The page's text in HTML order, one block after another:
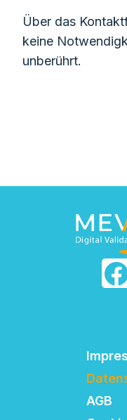
Über das
keine
unberührt.
AGB